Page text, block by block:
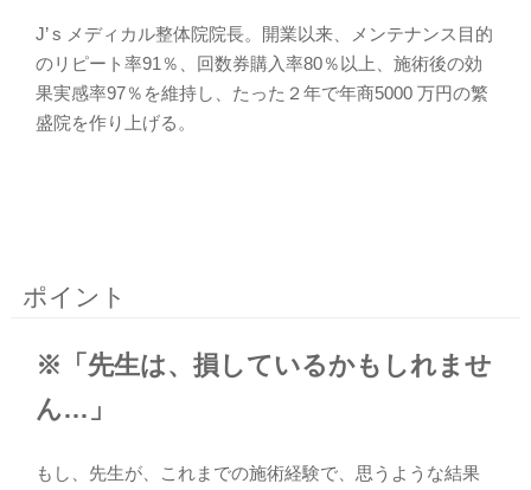
J’ s メディカル整体院院長。開業以来、メンテナンス目的
のリピート率91％、回数券購入率80％以上、施術後の効
果実感率97％を維持し、たった２年で年商5000 万円の繁
盛院を作り上げる。
ポイント
※「先生は、損しているかもしれませ
ん…」
もし、先生が、これまでの施術経験で、思うような結果